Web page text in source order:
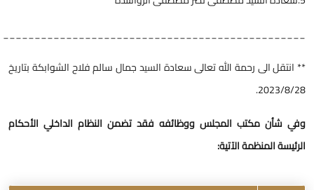
________________________________________________
** انتقل الى رحمة الله تعالى سعادة السيد جمال سالم فلاح الشوابكة بتاريخ
2023/8/28.
وفي شأن مكتب المجلس ووظائفه فقد تضمن النظام الداخلي الأحكام
الرئيسة المنظمة الآتية: